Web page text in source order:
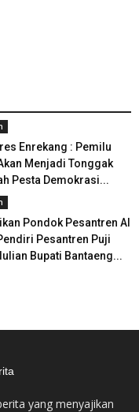
Enrekang : Pemilu
Menjadi Tonggak
Pesta Demokrasi...
Pondok Pesantren Al
Pesantren Puji
Bupati Bantaeng...
yang menyajikan